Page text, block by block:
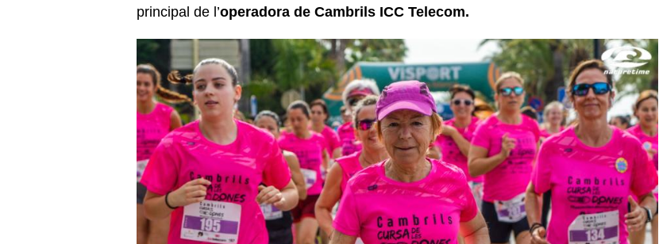
principal de l’operadora de Cambrils ICC Telecom.